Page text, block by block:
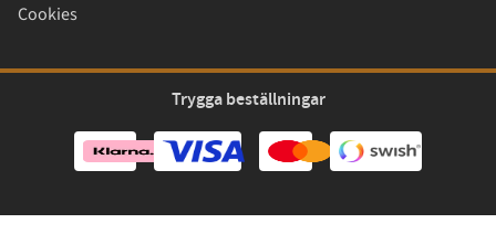
Cookies
Trygga beställningar